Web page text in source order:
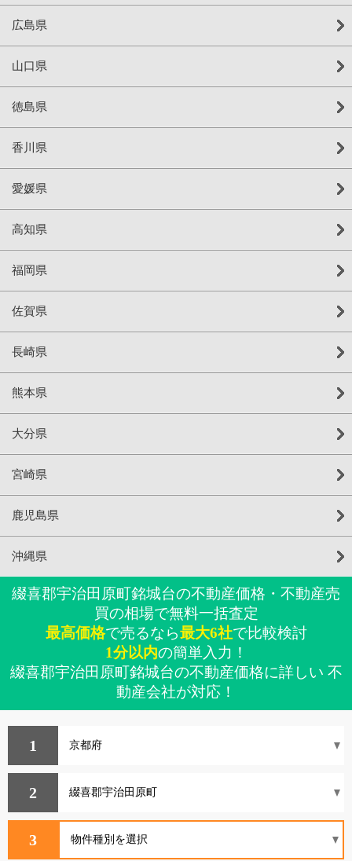
広島県
山口県
徳島県
香川県
愛媛県
高知県
福岡県
佐賀県
長崎県
熊本県
大分県
宮崎県
鹿児島県
沖縄県
綴喜郡宇治田原町銘城台の不動産価格・不動産売
買の相場で無料一括査定
最高価格で売るなら最大6社で比較検討
1分以内の簡単入力！
綴喜郡宇治田原町銘城台の不動産価格に詳しい 不
動産会社が対応！
1
2
3